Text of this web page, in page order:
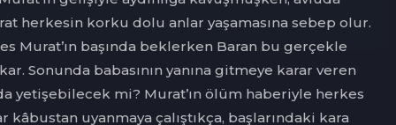
herkesin korku dolu anlar yaşamasına sebep olur.
Murat’ın başında beklerken Baran bu gerçekle
Sonunda babasının yanına gitmeye karar veren
yetişebilecek mi? Murat’ın ölüm haberiyle herkes
kâbustan uyanmaya çalıştıkça, başlarındaki kara